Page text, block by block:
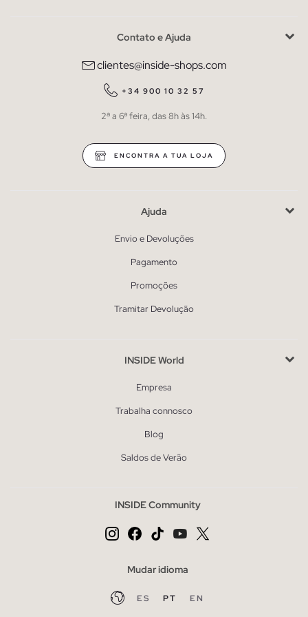
Contato e Ajuda
clientes@inside-shops.com
+34 900 10 32 57
2ª a 6ª feira, das 8h às 14h.
ENCONTRA A TUA LOJA
Ajuda
Envio e Devoluções
Pagamento
Promoções
Tramitar Devolução
INSIDE World
Empresa
Trabalha connosco
Blog
Saldos de Verão
INSIDE Community
Mudar idioma
ES PT EN